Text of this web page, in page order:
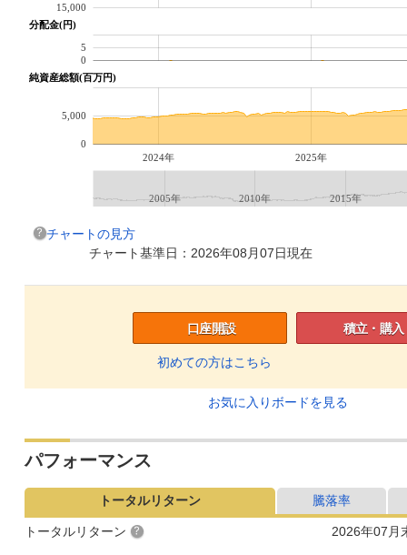
15,000
分配金(円)
0
5
純資産総額(百万円)
2024年 2025年
0
5,000
2005年 2010年 2015年
チャートの見方
チャート基準日：2026年08月07日現在
口座開設
初めての方はこちら
積立・購入
お気に入りボードを見る
パフォーマンス
トータルリターン 騰落率
2026年07月
トータルリターン